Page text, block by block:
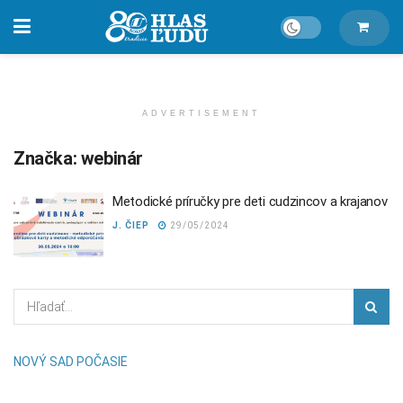
ADVERTISEMENT
Značka: webinár
Metodické príručky pre deti cudzincov a krajanov
J. ČIEP 29/05/2024
NOVÝ SAD POČASIE